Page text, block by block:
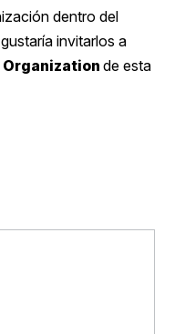
dentro del
invitarlos a
de esta